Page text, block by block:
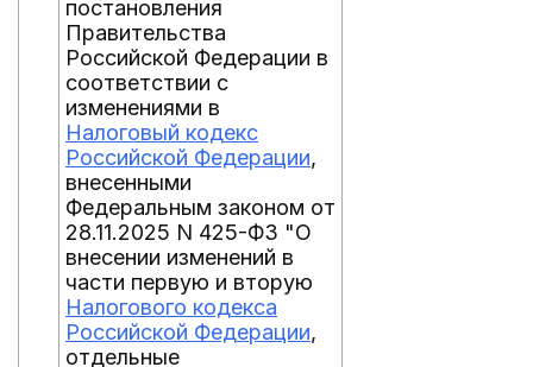
постановления
Правительства
Российской Федерации в
соответствии с
изменениями в
Налоговый кодекс
Российской Федерации,
внесенными
Федеральным законом от
28.11.2025 N 425-ФЗ "О
внесении изменений в
части первую и вторую
Налогового кодекса
Российской Федерации,
отдельные